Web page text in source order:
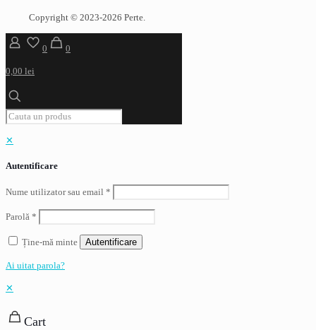
Copyright © 2023-2026 Perte.
0 0
0,00 lei
✕
Autentificare
Nume utilizator sau email *
Parolă *
Ține-mă minte Autentificare
Ai uitat parola?
✕
Cart